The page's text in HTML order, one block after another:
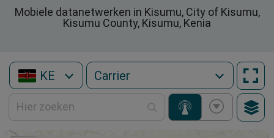
Mobiele datanetwerken in Kisumu, City of Kisumu,
Kisumu County, Kisumu, Kenia
KE